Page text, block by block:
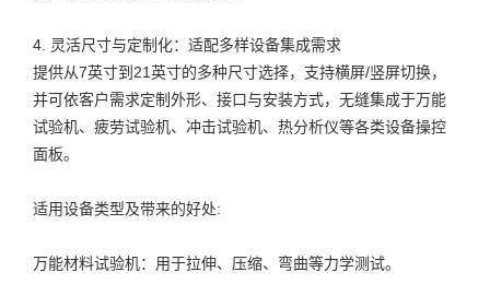
4. 灵活尺寸与定制化：适配多样设备集成需求
提供从7英寸到21英寸的多种尺寸选择，支持横屏/竖屏切换，
并可依客户需求定制外形、接口与安装方式，无缝集成于万能
试验机、疲劳试验机、冲击试验机、热分析仪等各类设备操控
面板。
适用设备类型及带来的好处:
万能材料试验机：用于拉伸、压缩、弯曲等力学测试。